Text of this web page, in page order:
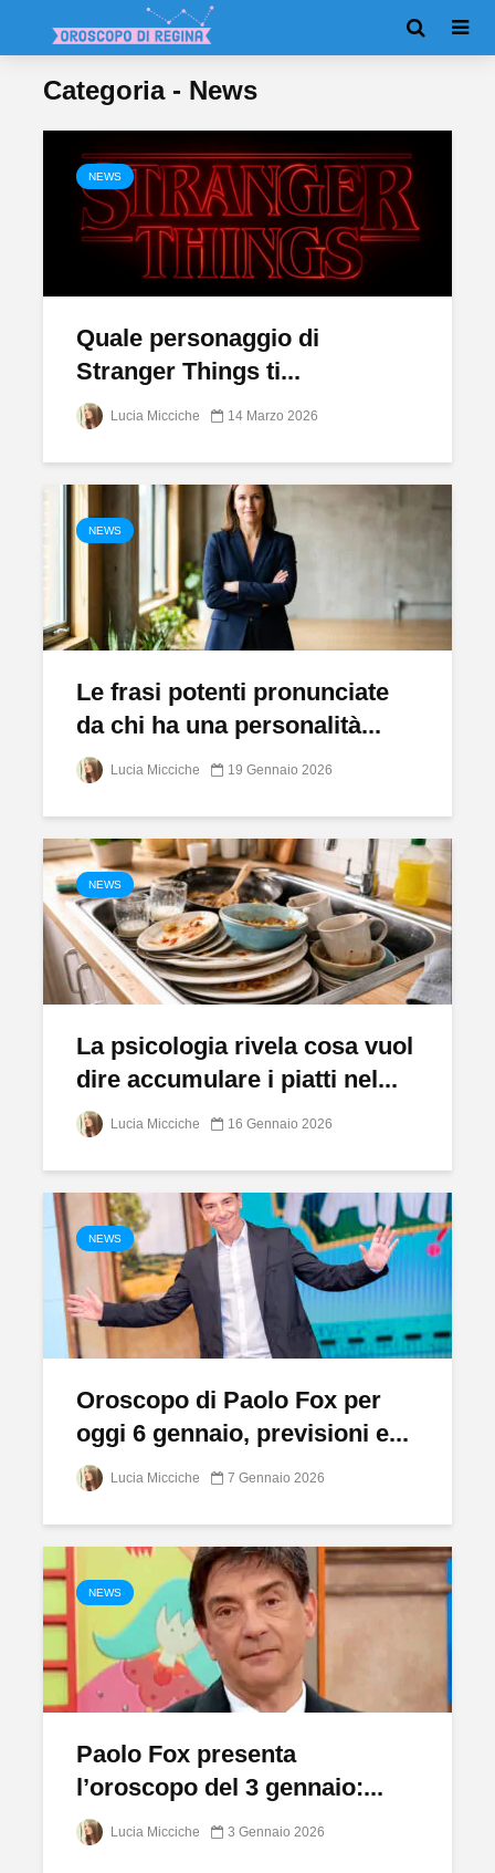
Categoria - News
NEWS
Quale personaggio di
Stranger Things ti...
Lucia Micciche 14 Marzo 2026
NEWS
Le frasi potenti pronunciate
da chi ha una personalità...
Lucia Micciche 19 Gennaio 2026
NEWS
La psicologia rivela cosa vuol
dire accumulare i piatti nel...
Lucia Micciche 16 Gennaio 2026
NEWS
Oroscopo di Paolo Fox per
oggi 6 gennaio, previsioni e...
Lucia Micciche 7 Gennaio 2026
NEWS
Paolo Fox presenta
l’oroscopo del 3 gennaio:...
Lucia Micciche 3 Gennaio 2026